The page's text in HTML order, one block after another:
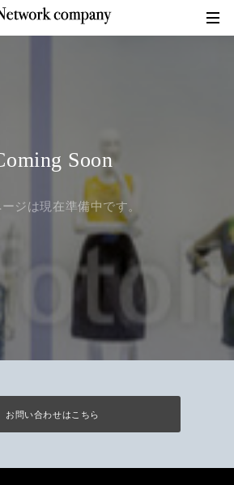
Soon
ジは現在準備中です。
お問い合わせはこちら